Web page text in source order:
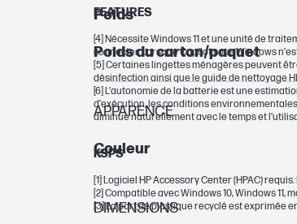
Poids
Poids du carton/paquet
APPARENCE
Couleur
DIMENSIONS
FEATURES
[4] Nécessite Windows 11 et une unité de
connecter. Lorsque Copilot sous Windows
[5] Certaines lingettes ménagères peuvent
désinfection ainsi que le guide de nettoyage
[6] L’autonomie de la batterie est une
d’exécution, les conditions
diminue naturellement avec le temps et
KSPS
[1] Logiciel HP Accessory Center (HPAC)
[2] Compatible avec Windows 10, Windows 11,
[3] La part de plastique recyclé est exprimée